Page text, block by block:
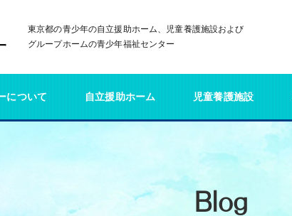
東京都の青少年の自立援助ホーム、児童養護施設および
グループホームの青少年福祉センター
について 自立援助ホーム 児童養護施設
Blog